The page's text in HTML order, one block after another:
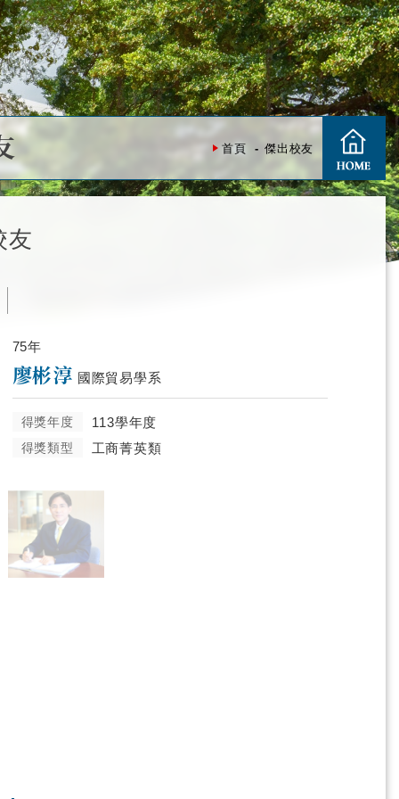
首頁 傑出校友
友
75年
廖彬淳 國際貿易學系
得獎年度 113學年度
得獎類型 工商菁英類